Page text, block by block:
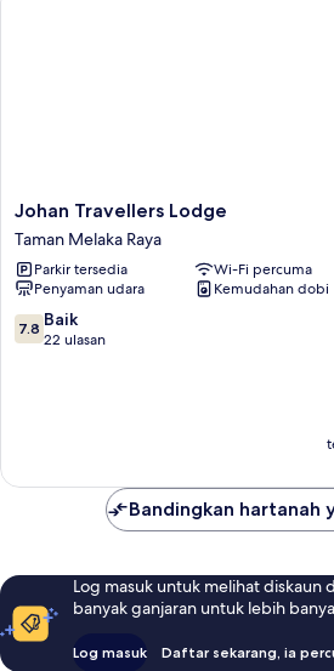
Johan
Travellers
Lodge
Taman
Melaka
Raya
Johan Travellers Lodge
Taman Melaka Raya
Parkir tersedia
Wi-Fi percuma
Penyaman udara
Kemudahan dobi
7.8
daripada
7.8 Baik
22 ulasan
Bandingkan hartanah
Log masuk untuk melihat diskaun
banyak ganjaran untuk lebih
Log masuk Daftar sekarang, ia